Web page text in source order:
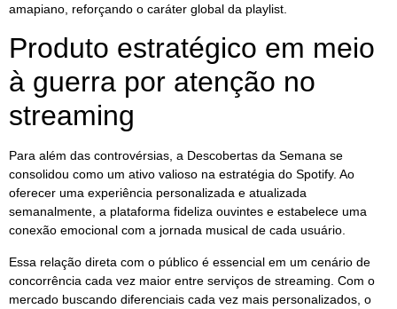
amapiano, reforçando o caráter global da playlist.
Produto estratégico em meio
à guerra por atenção no
streaming
Para além das controvérsias, a Descobertas da Semana se
consolidou como um ativo valioso na estratégia do Spotify. Ao
oferecer uma experiência personalizada e atualizada
semanalmente, a plataforma fideliza ouvintes e estabelece uma
conexão emocional com a jornada musical de cada usuário.
Essa relação direta com o público é essencial em um cenário de
concorrência cada vez maior entre serviços de streaming. Com o
mercado buscando diferenciais cada vez mais personalizados, o